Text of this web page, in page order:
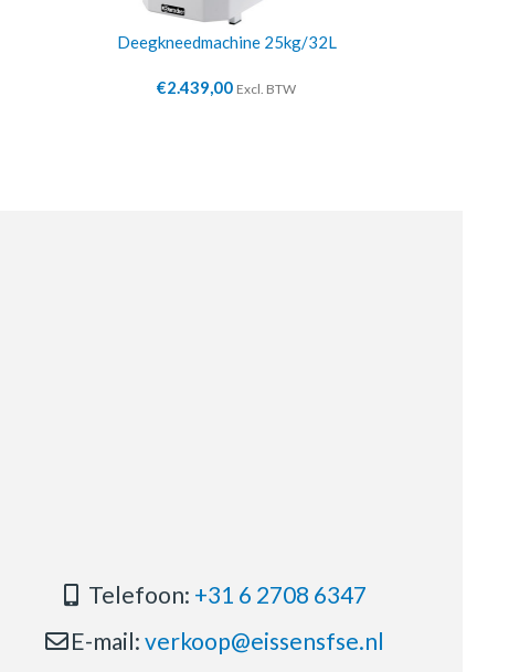
Deegkneedmachine 25kg/32L
€2.439,00 Excl. BTW
Telefoon: +31 6 2708 6347
E-mail:verkoop@eissensfse.nl